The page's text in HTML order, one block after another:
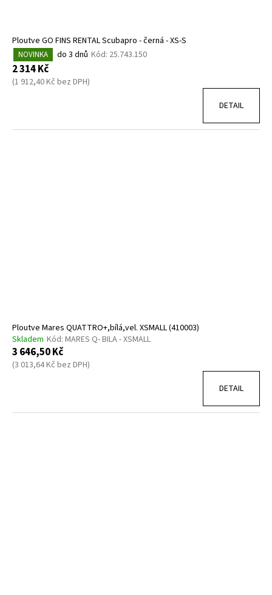
Ploutve GO FINS RENTAL Scubapro - černá - XS-S
NOVINKA do 3 dnů Kód: 25.743.150
2 314 Kč
(1 912,40 Kč bez DPH)
DETAIL
Ploutve Mares QUATTRO+,bílá,vel. XSMALL (410003)
Skladem Kód: MARES Q- BILA - XSMALL
3 646,50 Kč
(3 013,64 Kč bez DPH)
DETAIL